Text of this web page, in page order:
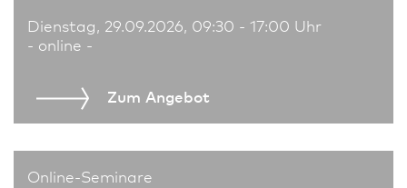
Dienstag, 29.09.2026, 09:30 - 17:00 Uhr
- online -
Zum An­ge­bot
Online-Seminare